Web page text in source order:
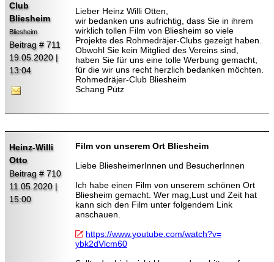
Club
Bliesheim
Bliesheim
Beitrag # 711
19.05.2020 |
13:04
Lieber Heinz Willi Otten,
wir bedanken uns aufrichtig, dass Sie in ihrem
wirklich tollen Film von Bliesheim so viele
Projekte des Rohmedräjer-Clubs gezeigt haben.
Obwohl Sie kein Mitglied des Vereins sind,
haben Sie für uns eine tolle Werbung gemacht,
für die wir uns recht herzlich bedanken möchten.
Rohmedräjer-Club Bliesheim
Schang Pütz
Heinz-Willi
Otto
Beitrag # 710
11.05.2020 |
15:00
Film von unserem Ort Bliesheim
Liebe BliesheimerInnen und BesucherInnen
Ich habe einen Film von unserem schönen Ort
Bliesheim gemacht. Wer mag,Lust und Zeit hat
kann sich den Film unter folgendem Link
anschauen.
https://www.youtube.com/watch?v=
ybk2dVlcm60